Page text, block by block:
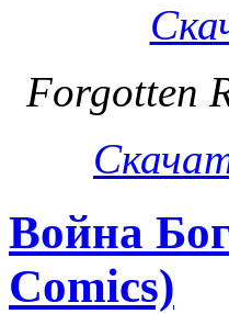
Forgotten
Война
Comics)